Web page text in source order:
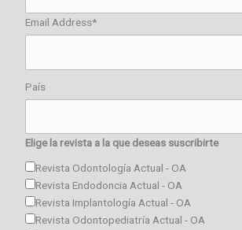
Email Address*
País
Elige la revista a la que deseas suscribirte
Revista Odontología Actual - OA
Revista Endodoncia Actual - OA
Revista Implantología Actual - OA
Revista Odontopediatría Actual - OA